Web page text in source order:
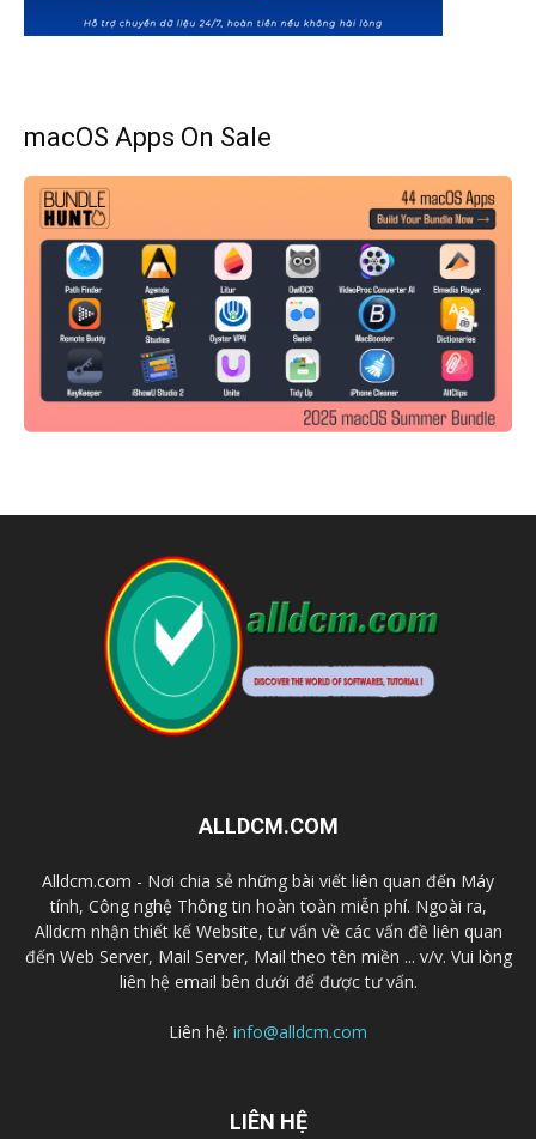
macOS Apps On Sale
ALLDCM.COM
Alldcm.com - Nơi chia sẻ những bài viết liên quan đến Máy
tính, Công nghệ Thông tin hoàn toàn miễn phí. Ngoài ra,
Alldcm nhận thiết kế Website, tư vấn về các vấn đề liên quan
đến Web Server, Mail Server, Mail theo tên miền ... v/v. Vui lòng
liên hệ email bên dưới để được tư vấn.
Liên hệ: info@alldcm.com
LIÊN HỆ